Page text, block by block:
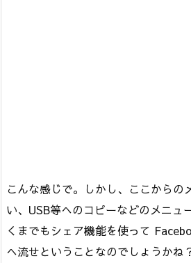
こんな感じで。しかし、ここからの
い、USB等へのコピーなどのメニュ
くまでもシェア機能を使って
へ流せということなのでしょうかね